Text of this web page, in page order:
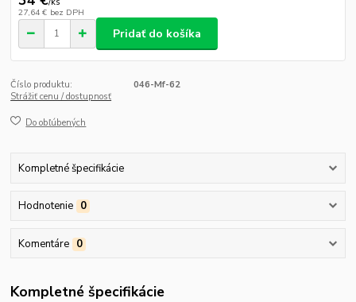
27,64 € bez DPH
Pridať do košíka
Číslo produktu:
046-Mf-62
Strážiť cenu / dostupnosť
Do obľúbených
Kompletné špecifikácie
Hodnotenie 0
Komentáre 0
Kompletné špecifikácie